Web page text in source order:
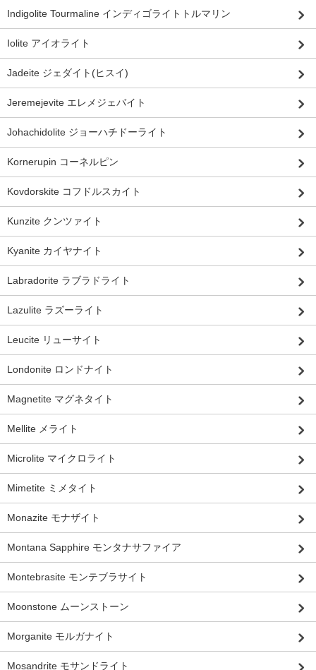
Indigolite Tourmaline インディゴライトトルマリン
Iolite アイオライト
Jadeite ジェダイト(ヒスイ)
Jeremejevite エレメジェバイト
Johachidolite ジョーハチドーライト
Kornerupin コーネルピン
Kovdorskite コフドルスカイト
Kunzite クンツァイト
Kyanite カイヤナイト
Labradorite ラブラドライト
Lazulite ラズーライト
Leucite リューサイト
Londonite ロンドナイト
Magnetite マグネタイト
Mellite メライト
Microlite マイクロライト
Mimetite ミメタイト
Monazite モナザイト
Montana Sapphire モンタナサファイア
Montebrasite モンテブラサイト
Moonstone ムーンストーン
Morganite モルガナイト
Mosandrite モサンドライト